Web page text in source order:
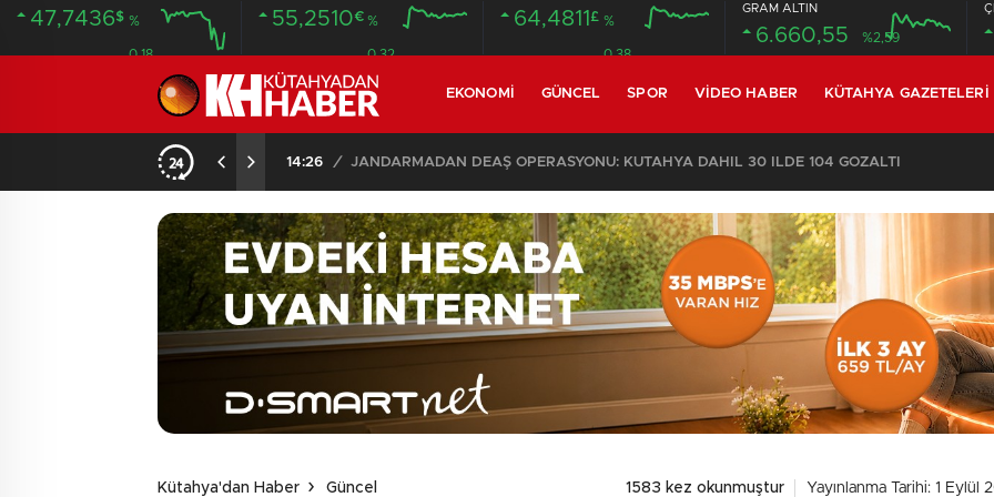
47,7436$ %
0.18
55,2510€ %
0.32
64,4811 £ %
0.38
GRAM ALTIN
6.660,55 %2,59
EKONOMI GÜNCEL SPOR VIDEO HABER KÜTAHYA GAZETELERI
14:26 / JANDARMADAN DEAŞ OPERASYONU: KÜTAHYA DAHİL 30 İLDE 104 GÖZALTI
Kütahya'dan Haber Güncel 1583 kez okunmuştur Yayınlanma Tarihi: 1 Eylül